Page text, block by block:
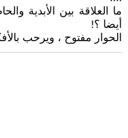
ما العلاقة بين الأبدية
أيضا ؟!
الحوار مفتوح ، ويرحب